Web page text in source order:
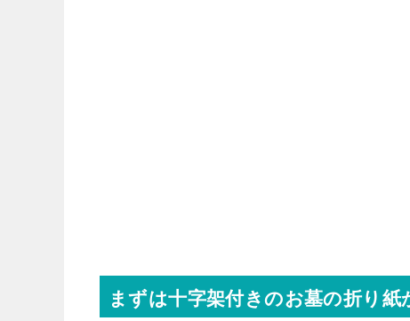
まずは十字架付きのお墓の折り紙